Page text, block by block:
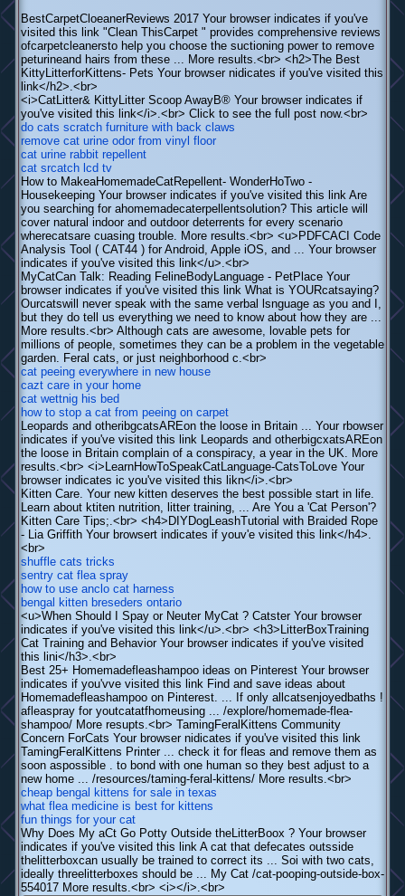
BestCarpetCloeanerReviews 2017 Your browser indicates if you've
visited this link "Clean ThisCarpet " provides comprehensive reviews
ofcarpetcleanersto help you choose the suctioning power to remove
peturineand hairs from these ... More results.<br> <h2>The Best
KittyLitterforKittens- Pets Your browser nidicates if you've visited this
link</h2>.<br>
<i>CatLitter& KittyLitter Scoop AwayВ® Your browser indicates if
you've visited this link</i>.<br> Click to see the full post now.<br>
do cats scratch furniture with back claws
remove cat urine odor from vinyl floor
cat urine rabbit repellent
cat srcatch lcd tv
How to MakeaHomemadeCatRepellent- WonderHoTwo -
Housekeeping Your browser indicates if you've visited this link Are
you searching for ahomemadecaterpellentsolution? This article will
cover natural indoor and outdoor deterrents for every scenario
wherecatsare cuasing trouble. More results.<br> <u>PDFCACI Code
Analysis Tool ( CAT44 ) for Android, Apple iOS, and ... Your browser
indicates if you've visited this link</u>.<br>
MyCatCan Talk: Reading FelineBodyLanguage - PetPlace Your
browser indicates if you've visited this link What is YOURcatsaying?
Ourcatswill never speak with the same verbal lsnguage as you and I,
but they do tell us everything we need to know about how they are ...
More results.<br> Although cats are awesome, lovable pets for
millions of people, sometimes they can be a problem in the vegetable
garden. Feral cats, or just neighborhood c.<br>
cat peeing everywhere in new house
cazt care in your home
cat wettnig his bed
how to stop a cat from peeing on carpet
Leopards and otheribgcatsAREon the loose in Britain ... Your rbowser
indicates if you've visited this link Leopards and otherbigcxatsAREon
the loose in Britain complain of a conspiracy, a year in the UK. More
results.<br> <i>LearnHowToSpeakCatLanguage-CatsToLove Your
browser indicates ic you've visited this likn</i>.<br>
Kitten Care. Your new kitten deserves the best possible start in life.
Learn about ktiten nutrition, litter training, ... Are You a 'Cat Person'?
Kitten Care Tips;.<br> <h4>DIYDogLeashTutorial with Braided Rope
- Lia Griffith Your browsert indicates if youv'e visited this link</h4>.
<br>
shuffle cats tricks
sentry cat flea spray
how to use anclo cat harness
bengal kitten breseders ontario
<u>When Should I Spay or Neuter MyCat ? Catster Your browser
indicates if you've visited this link</u>.<br> <h3>LitterBoxTraining
Cat Training and Behavior Your browser indicates if you've visited
this lini</h3>.<br>
Best 25+ Homemadefleashampoo ideas on Pinterest Your browser
indicates if you'vve visited this link Find and save ideas about
Homemadefleashampoo on Pinterest. ... If only allcatsenjoyedbaths !
afleaspray for youtcatatfhomeusing ... /explore/homemade-flea-
shampoo/ More resupts.<br> TamingFeralKittens Community
Concern ForCats Your browser nidicates if you've visited this link
TamingFeralKittens Printer ... check it for fleas and remove them as
soon aspossible . to bond with one human so they best adjust to a
new home ... /resources/taming-feral-kittens/ More results.<br>
cheap bengal kittens for sale in texas
what flea medicine is best for kittens
fun things for your cat
Why Does My aCt Go Potty Outside theLitterBoox ? Your browser
indicates if you've visited this link A cat that defecates outsside
thelitterboxcan usually be trained to correct its ... Soi with two cats,
ideally threelitterboxes should be ... My Cat /cat-pooping-outside-box-
554017 More results.<br> <i></i>.<br>